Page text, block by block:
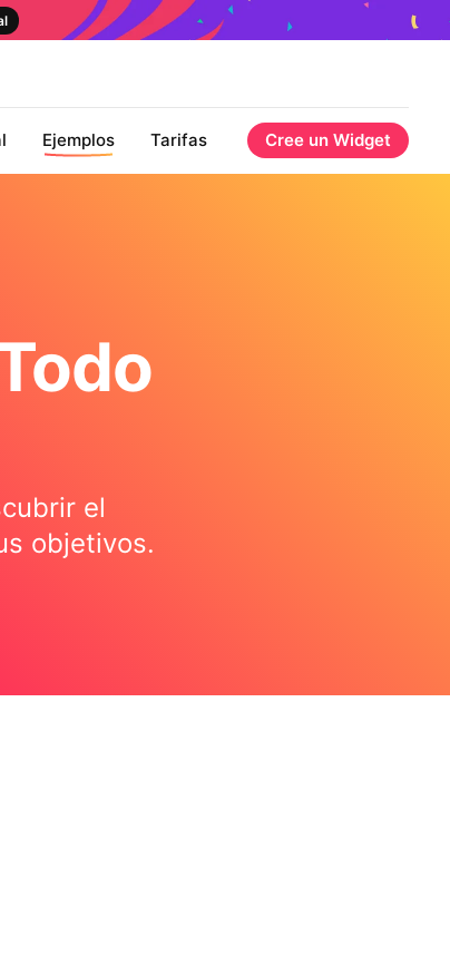
Ejemplos Tarifas Cree un Widget
el
objetivos.